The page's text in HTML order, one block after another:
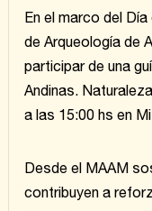
En el marco del
de Arqueología de
participar de una
Andinas.
a las 15:00 hs en
Desde el MAAM
contribuyen a